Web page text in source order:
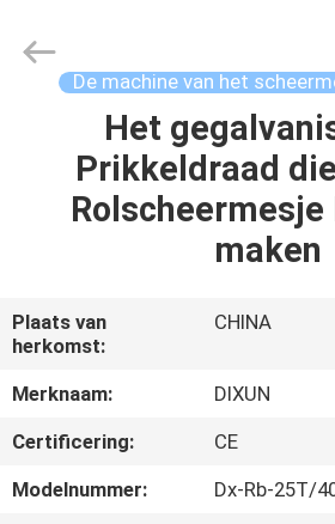
PRODUCTEN
TOON
ONGEVEER
ONS
Mesh
Products
De machine van het
Het
Prikkeldraad
Rolscheermesje
maken
Plaats van
herkomst:
CHINA
Merknaam:
DIXUN
Certificering:
CE
Modelnummer:
Dx-Rb-25T/